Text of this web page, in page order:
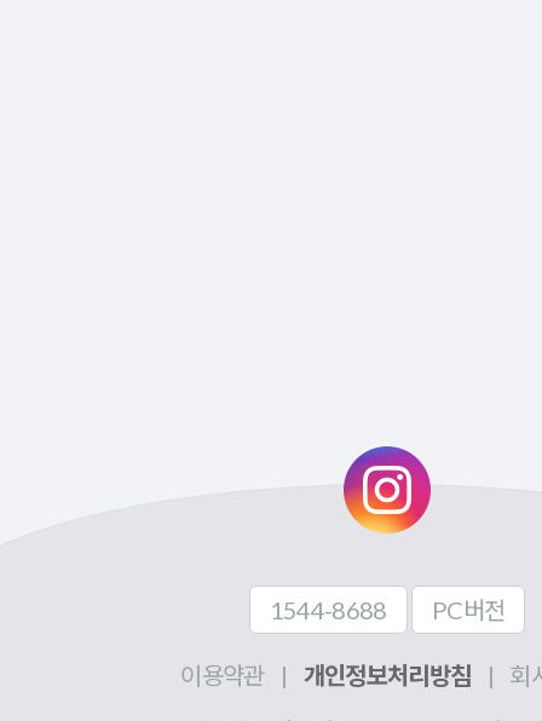
1544-8688 PC버전
이용약관 | 개인정보처리방침 |
회